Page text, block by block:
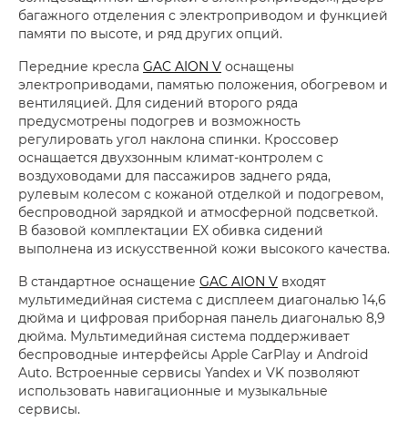
багажного отделения с электроприводом и функцией
памяти по высоте, и ряд других опций.
Передние кресла GAC AION V оснащены
электроприводами, памятью положения, обогревом и
вентиляцией. Для сидений второго ряда
предусмотрены подогрев и возможность
регулировать угол наклона спинки. Кроссовер
оснащается двухзонным климат-контролем с
воздуховодами для пассажиров заднего ряда,
рулевым колесом с кожаной отделкой и подогревом,
беспроводной зарядкой и атмосферной подсветкой.
В базовой комплектации EX обивка сидений
выполнена из искусственной кожи высокого качества.
В стандартное оснащение GAC AION V входят
мультимедийная система с дисплеем диагональю 14,6
дюйма и цифровая приборная панель диагональю 8,9
дюйма. Мультимедийная система поддерживает
беспроводные интерфейсы Apple CarPlay и Android
Auto. Встроенные сервисы Yandex и VK позволяют
использовать навигационные и музыкальные
сервисы.